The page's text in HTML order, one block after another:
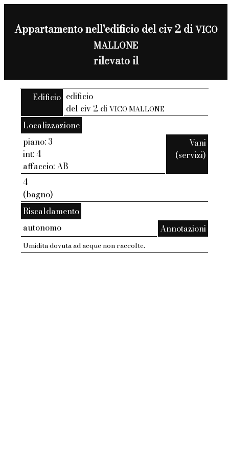
Appartamento nell'edificio del civ 2 diVICO
MALLONE
rilevato il
Edificio edificio
del civ 2 di VICO MALLONE
Localizzazione
piano: 3
int: 4
affaccio: AB
Vani
(servizi)
4
(bagno)
Riscaldamento
autonomo
Annotazioni
Umidita dovuta ad acque non raccolte.